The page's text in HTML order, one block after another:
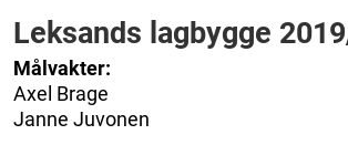
Leksands lagbygge
Målvakter:
Axel Brage
Janne Juvonen